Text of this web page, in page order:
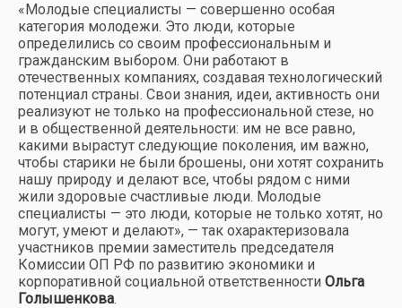
«Молодые специалисты — совершенно особая
категория молодежи. Это люди, которые
определились со своим профессиональным и
гражданским выбором. Они работают в
отечественных компаниях, создавая технологический
потенциал страны. Свои знания, идеи, активность они
реализуют не только на профессиональной стезе, но
и в общественной деятельности: им не все равно,
какими вырастут следующие поколения, им важно,
чтобы старики не были брошены, они хотят сохранить
нашу природу и делают все, чтобы рядом с ними
жили здоровые счастливые люди. Молодые
специалисты — это люди, которые не только хотят, но
могут, умеют и делают», — так охарактеризовала
участников премии заместитель председателя
Комиссии ОП РФ по развитию экономики и
корпоративной социальной ответственности Ольга
Голышенкова.